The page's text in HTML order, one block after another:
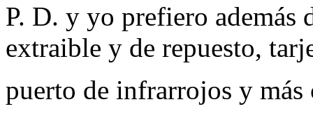
P. D. y yo prefiero además
extraible y de repuesto,
puerto de infrarrojos y